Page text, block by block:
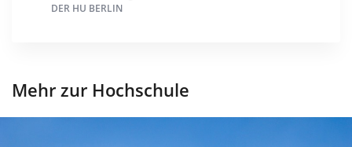
DER HU BERLIN
Mehr zur Hochschule